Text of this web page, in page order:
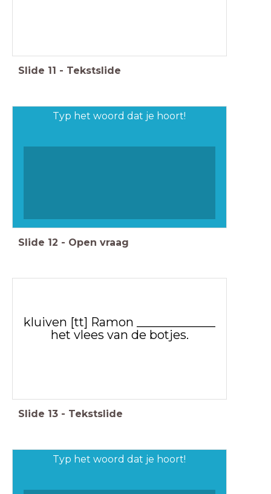
Slide 11 - Tekstslide
Typ het woord dat je hoort!
Slide 12 - Open vraag
kluiven [tt] Ramon _____________
het vlees van de botjes.
Slide 13 - Tekstslide
Typ het woord dat je hoort!